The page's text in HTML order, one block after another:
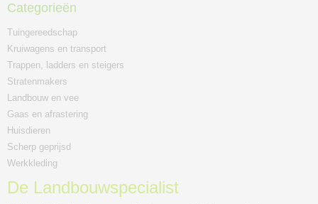
Categorieën
Tuingereedschap
Kruiwagens en transport
Trappen, ladders en steigers
Stratenmakers
Landbouw en vee
Gaas en afrastering
Huisdieren
Scherp geprijsd
Werkkleding
De Landbouwspecialist